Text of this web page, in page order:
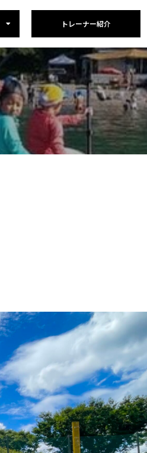
トレーナー紹介